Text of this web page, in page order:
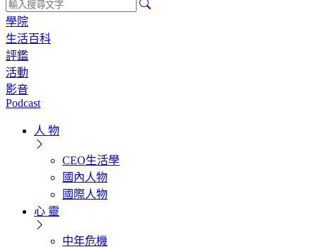
學院
生活百科
評鑑
活動
影音
Podcast
人 物
CEO生活學
國內人物
國際人物
心 靈
中年危機